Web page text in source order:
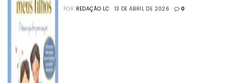
POR REDAÇÃO LC 13 DE ABRIL DE 2026 0